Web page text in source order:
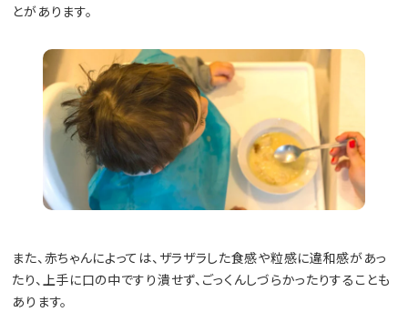
とがあります。
また、赤ちゃんによっては、ザラザラした食感や粒感に違和感があっ
たり、上手に口の中ですり潰せず、ごっくんしづらかったりすることも
あります。